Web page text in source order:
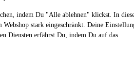
indem Du "Alle ablehnen" klickst. In
stark eingeschränkt. Deine
Diensten erfährst Du, indem Du auf das